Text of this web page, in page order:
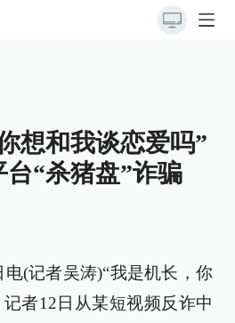
想和我谈恋爱吗”
“杀猪盘”诈骗
(记者吴涛)“我是机长，你
者12日从某短视频反诈中